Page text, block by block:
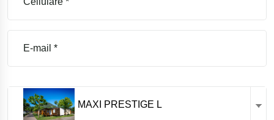
MAXI PRESTIGE L